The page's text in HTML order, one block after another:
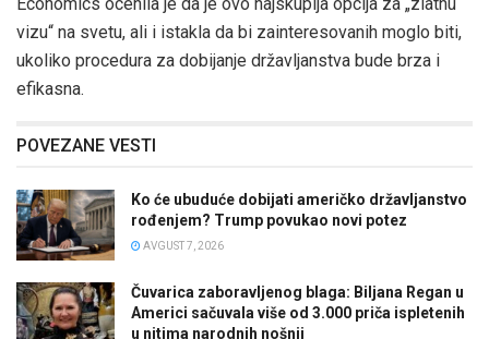
Economics ocenila je da je ovo najskuplja opcija za „zlatnu
vizu“ na svetu, ali i istakla da bi zainteresovanih moglo biti,
ukoliko procedura za dobijanje državljanstva bude brza i
efikasna.
POVEZANE VESTI
Ko će ubuduće dobijati američko državljanstvo
rođenjem? Trump povukao novi potez
AVGUST 7, 2026
Čuvarica zaboravljenog blaga: Biljana Regan u
Americi sačuvala više od 3.000 priča ispletenih
u nitima narodnih nošnji